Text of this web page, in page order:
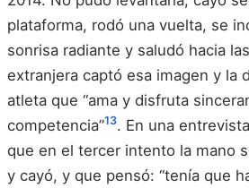
plataforma, rodó una vuelta, se
sonrisa radiante y saludó hacia
extranjera captó esa imagen y la
atleta que “ama y disfruta
competencia”13. En una
que en el tercer intento la mano
y cayó, y que pensó: “tenía que